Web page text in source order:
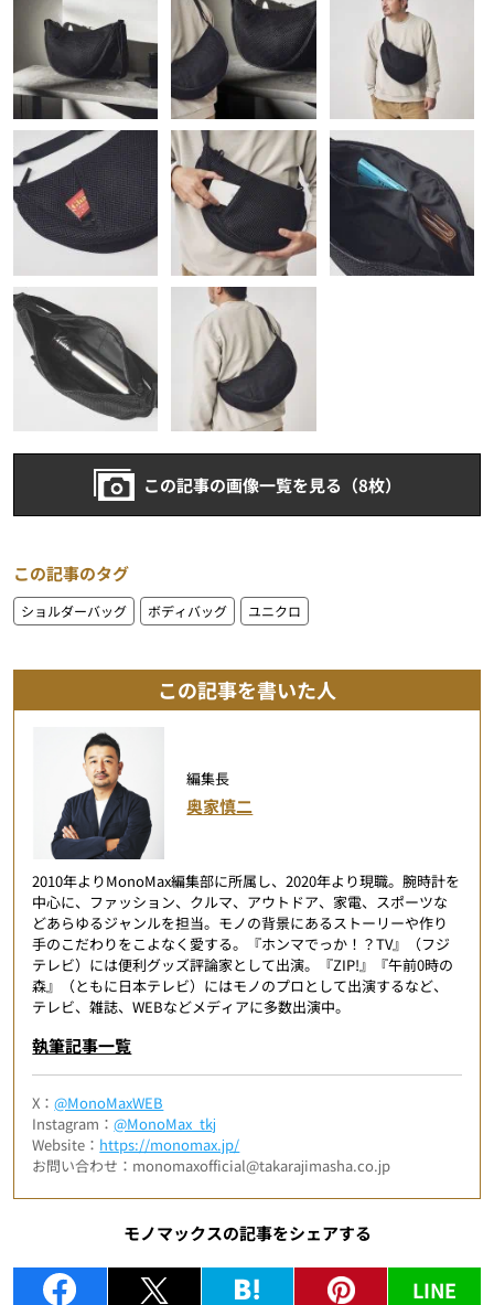
この記事の画像一覧を見る（8枚）
この記事のタグ
ショルダーバッグ ボディバッグ ユニクロ
この記事を書いた人
編集長
奥家慎二
2010年よりMonoMax編集部に所属し、2020年より現職。腕時計を
中心に、ファッション、クルマ、アウトドア、家電、スポーツな
どあらゆるジャンルを担当。モノの背景にあるストーリーや作り
手のこだわりをこよなく愛する。『ホンマでっか！？TV』（フジ
テレビ）には便利グッズ評論家として出演。『ZIP!』『午前0時の
森』（ともに日本テレビ）にはモノのプロとして出演するなど、
テレビ、雑誌、WEBなどメディアに多数出演中。
執筆記事一覧
X：@MonoMaxWEB
Instagram：@MonoMax_tkj
Website： https://monomax.jp/
お問い合わせ：monomaxofficial@takarajimasha.co.jp
モノマックスの記事をシェアする
LINE